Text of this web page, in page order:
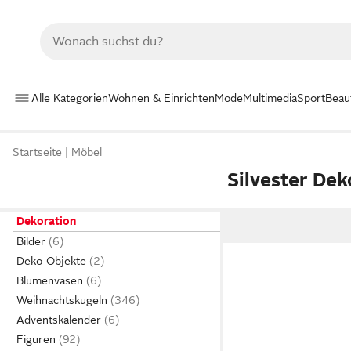
Alle KategorienWohnen & EinrichtenModeMultimediaSport
Startseite Möbel
Silvester
Dekoration
Bilder
Deko-Objekte
Blumenvasen
Weihnachtskugeln
Adventskalender
Figuren